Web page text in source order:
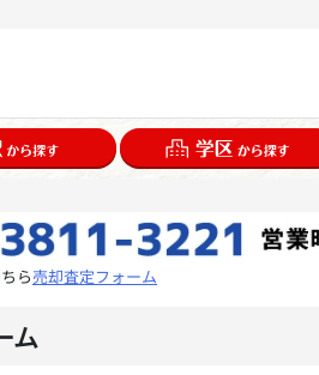
ら売却査定フォーム
ム